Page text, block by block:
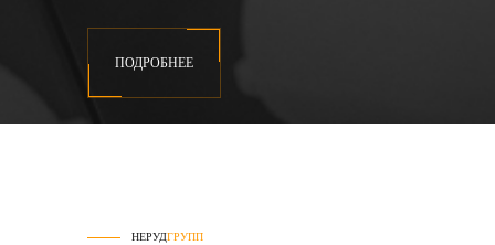
ПОДРОБНЕЕ
НЕРУДГРУПП